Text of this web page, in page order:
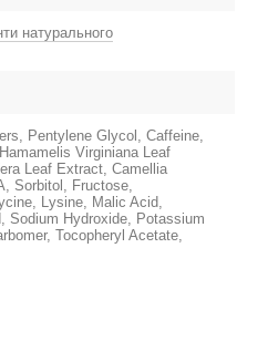
натурального
Pentylene Glycol, Caffeine,
Virginiana Leaf
Leaf Extract, Camellia
Sorbitol, Fructose,
Lysine, Malic Acid,
Sodium Hydroxide, Potassium
Tocopheryl Acetate,